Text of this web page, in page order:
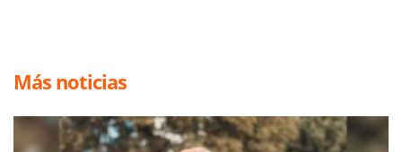
Más noticias